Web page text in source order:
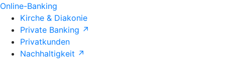
Online-Banking
Kirche & Diakonie
Private Banking ↗
Privatkunden
Nachhaltigkeit ↗